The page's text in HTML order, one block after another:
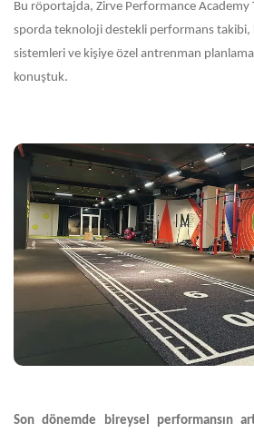
Bu röportajda, Zirve Performance Academy
sporda teknoloji destekli performans takibi,
sistemleri ve kişiye özel antrenman
konuştuk.
Son dönemde bireysel performansın